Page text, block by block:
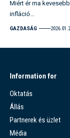
Miért ér ma
infláció…
GAZDASÁG
Information for
Oktatás
Állás
Partnerek és üzlet
Média